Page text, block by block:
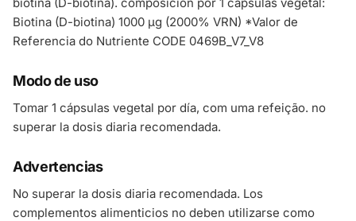
Biotina (D-biotina) 1000 µg (2000% VRN) *Valor de
Referencia do Nutriente CODE 0469B_V7_V8
Modo de uso
Tomar 1 cápsulas vegetal por día, com uma refeição. no
superar la dosis diaria recomendada.
Advertencias
No superar la dosis diaria recomendada. Los
complementos alimenticios no deben utilizarse como